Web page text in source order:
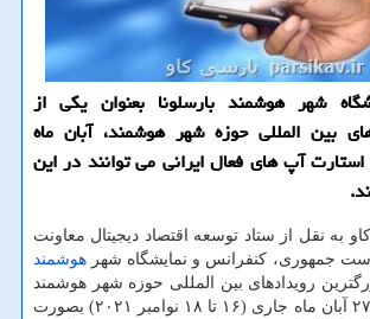
شهر هوشمند بارسلونا بعنوان یکی از
بین المللی حوزه شهر هوشمند، آبان ماه
آپ های فعال ایرانی می توانند در این
به نقل از ستاد توسعه اقتصاد دیجیتال معاونت
جمهوری، کنفرانس و نمایشگاه شهر هوشمند
رویدادهای بین المللی حوزه شهر هوشمند
دنیا است که ۲۵ تا ۲۷ آبان ماه جاری (۱۶ تا ۱۸ نوامبر ۲۰۲۱) بصورت